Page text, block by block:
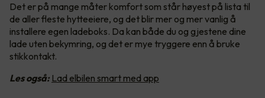
Det er på mange måter komfort som står høyest på lista til
de aller fleste hytteeiere, og det blir mer og mer vanlig å
installere egen ladeboks. Da kan både du og gjestene dine
lade uten bekymring, og det er mye tryggere enn å bruke
stikkontakt.
Les også: Lad elbilen smart med app